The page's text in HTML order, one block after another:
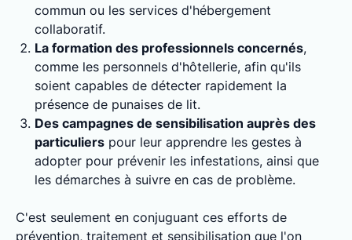
commun ou les services d'hébergement
collaboratif.
La formation des professionnels concernés,
comme les personnels d'hôtellerie, afin qu'ils
soient capables de détecter rapidement la
présence de punaises de lit.
Des campagnes de sensibilisation auprès des
particuliers pour leur apprendre les gestes à
adopter pour prévenir les infestations, ainsi que
les démarches à suivre en cas de problème.
C'est seulement en conjuguant ces efforts de
prévention, traitement et sensibilisation que l'on